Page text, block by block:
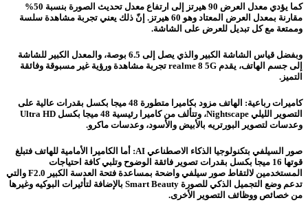
كما يؤدي معدل العرض 90 هيرتز إلى ارتفاع معدل تحديث الصورة بنسبة 50%
مقارنة بمعدل العرض المعتاد وهو 60 هيرتز. إنّ ذلك يعني تجربة مشاهدة سلسة
وممتعة مع كل تبديل للعرض على الشاشة.
وبفضل قياس الشاشة الكبير والذي يصل إلى 6.5 بوصة، والمعدل الكبير للشاشة
إلى جسم الهاتف، يقدم realme 8 5G تجربة مشاهدة ورؤية غير مسبوقة وفائقة
التميز.
كاميرات رباعية: الهاتف مزود بكاميرا متطورة 48 ميجا بكسل بقدرات عالية على
التصوير الليلي Nightscape، وتتألف من كاميرا رئيسية 48 ميجا بكسل Ultra HD
وعدسات لتصوير البورتريه بالأبيض والأسود، وعدسات ماكرو.
صور السيلفي بتكنولوجيا الذكاء الاصطناعي AI: أما الكاميرا الأمامية للهاتف فتبلغ
قوتها 16 ميجا بكسل بقدرات تصوير فائقة الوضوح وتلبي كافة احتياجات
المستخدمين لالتقاط صور سيلفي واضحة بمساعدة فتحة العدسة الكبير F2.0 والتي
تدعم وضع التجميل الذكي للصورة Smart Beauty بالإضافة لتأثيرات البوكيه وغيرها
من خصائص ووظائف التصوير الأخرى.